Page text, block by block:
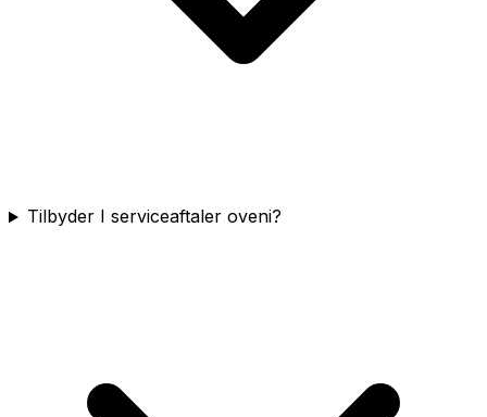
Tilbyder I serviceaftaler oveni?